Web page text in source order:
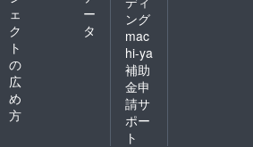
ェ
ク
ト
の
広
め
方
ー
タ
ング
mac
hi-ya
補助
金申
請サ
ポー
ト